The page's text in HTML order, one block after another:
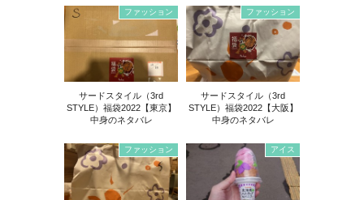
ファッション
サードスタイル（3rd
STYLE）福袋2022【東京】
中身のネタバレ
ファッション
サードスタイル（3rd
STYLE）福袋2022【大阪】
中身のネタバレ
ファッション アイス